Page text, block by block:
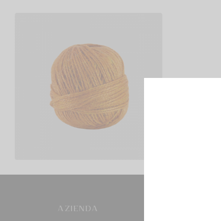
Iuta Naturale Colorata
AZIENDA